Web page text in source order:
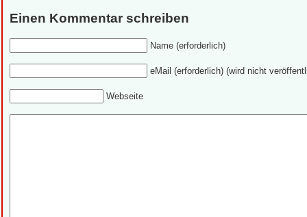
Einen Kommentar schreiben
Name (erforderlich)
eMail (erforderlich) (wird nicht
Webseite